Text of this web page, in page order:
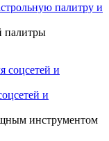
палитру и
палитры
и
инструментом